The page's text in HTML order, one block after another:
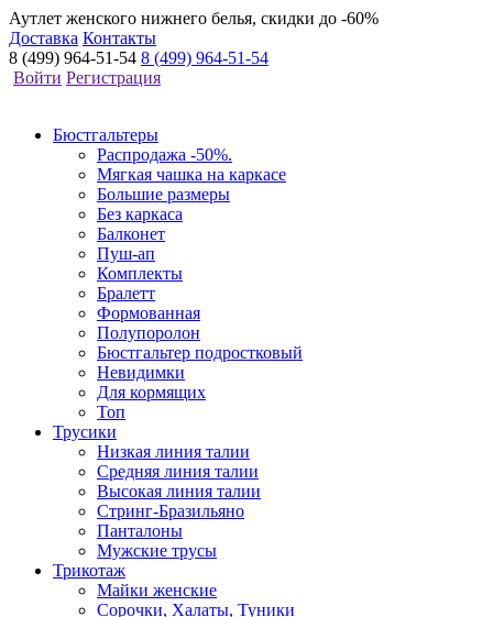
Аутлет женского нижнего белья, скидки до -60%
Доставка Контакты
8 (499) 964-51-54 8 (499) 964-51-54
Войти Регистрация
Бюстгальтеры
Распродажа -50%.
Мягкая чашка на каркасе
Большие размеры
Без каркаса
Балконет
Пуш-ап
Комплекты
Бралетт
Формованная
Полупоролон
Бюстгальтер подростковый
Невидимки
Для кормящих
Топ
Трусики
Низкая линия талии
Средняя линия талии
Высокая линия талии
Стринг-Бразильяно
Панталоны
Мужские трусы
Трикотаж
Майки женские
Сорочки, Халаты, Туники